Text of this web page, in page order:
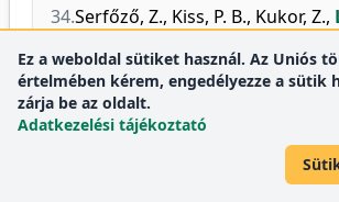
34.Serfőző, Z., Kiss, P. B., Kukor, Z.,
Thyroid hormones affect the
activity of nitric oxide synthase
cerebral cortex during postnatal
33 (3), 569-578,
Ez a weboldal sütiket használ. Az Uniós
értelmében kérem, engedélyezze a sütik
zárja be az oldalt.
Adatkezelési tájékoztató